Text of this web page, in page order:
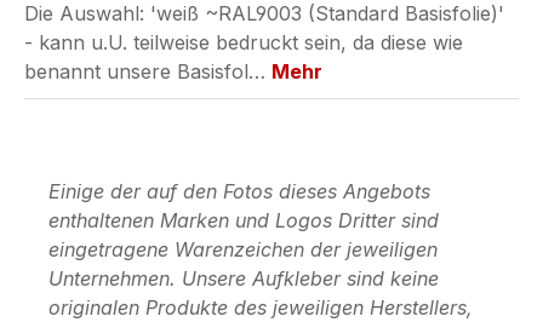
Die Auswahl: 'weiß ~RAL9003 (Standard Basisfolie)'
- kann u.U. teilweise bedruckt sein, da diese wie
benannt unsere Basisfol… Mehr
Einige der auf den Fotos dieses Angebots
enthaltenen Marken und Logos Dritter sind
eingetragene Warenzeichen der jeweiligen
Unternehmen. Unsere Aufkleber sind keine
originalen Produkte des jeweiligen Herstellers,